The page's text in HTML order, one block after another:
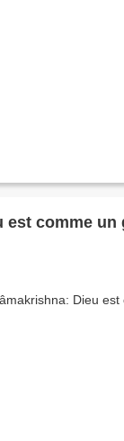
est comme un